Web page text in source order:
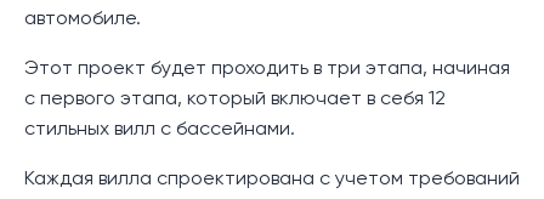
автомобиле.
Этот проект будет проходить в три этапа, начиная
с первого этапа, который включает в себя 12
стильных вилл с бассейнами.
Каждая вилла спроектирована с учетом требований